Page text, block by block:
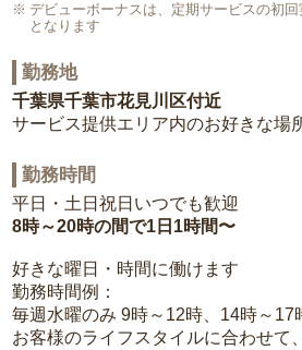
デビューボーナスは、定期サービスの初
となります
勤務地
千葉県千葉市花見川区付近
サービス提供エリア内のお好きな場
勤務時間
平日・土日祝日いつでも歓迎
8時～20時の間で1日1時間〜
好きな曜日・時間に働けます
勤務時間例：
毎週水曜のみ 9時～12時、14時～17
お客様のライフスタイルに合わせて